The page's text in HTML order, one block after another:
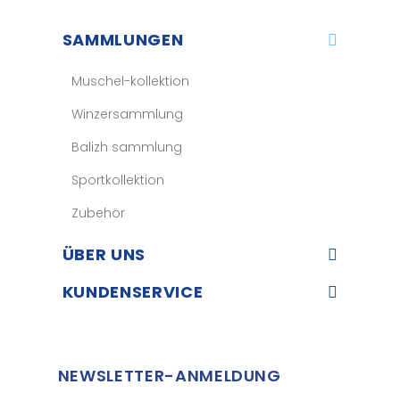
SAMMLUNGEN
Muschel-kollektion
Winzersammlung
Balizh sammlung
Sportkollektion
Zubehör
ÜBER UNS​
KUNDENSERVICE​
NEWSLETTER-ANMELDUNG